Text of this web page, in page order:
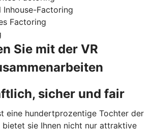
Inhouse-Factoring
Factoring
Sie mit der VR
sicher und fair
eine hundertprozentige Tochter der
bietet sie Ihnen nicht nur attraktive